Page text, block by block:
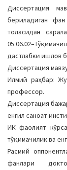
a
t
i
o
n
Диссертация
бериладиган
толасидан
дастлабки ишлов
Диссертация
Илмий раҳбар:
профессор.
Диссертация
енгил саноат
ИК фаолият
тўқимачилик ва
Расмий
фанлари